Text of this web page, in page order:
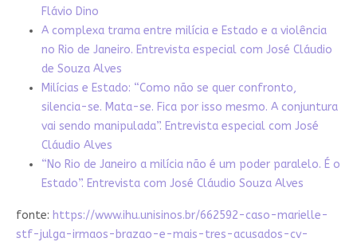
Flávio Dino
A complexa trama entre milícia e Estado e a violência
no Rio de Janeiro. Entrevista especial com José Cláudio
de Souza Alves
Milícias e Estado: “Como não se quer confronto,
silencia-se. Mata-se. Fica por isso mesmo. A conjuntura
vai sendo manipulada”. Entrevista especial com José
Cláudio Alves
“No Rio de Janeiro a milícia não é um poder paralelo. É o
Estado”. Entrevista com José Cláudio Souza Alves
fonte: https://www.ihu.unisinos.br/662592-caso-marielle-
stf-julga-irmaos-brazao-e-mais-tres-acusados-cv-